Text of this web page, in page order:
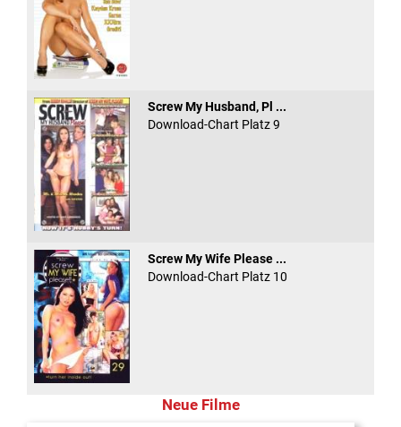
Screw My Husband, Pl ...
Download-Chart Platz 9
Screw My Wife Please ...
Download-Chart Platz 10
Neue Filme